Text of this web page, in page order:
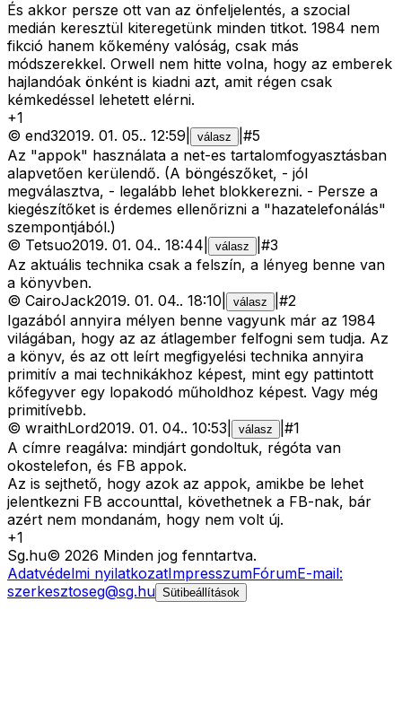
És akkor persze ott van az önfeljelentés, a szocial
medián keresztül kiteregetünk minden titkot. 1984 nem
fikció hanem kőkemény valóság, csak más
módszerekkel. Orwell nem hitte volna, hogy az emberek
hajlandóak önként is kiadni azt, amit régen csak
kémkedéssel lehetett elérni.
+1
© end32019. 01. 05.. 12:59 válasz #5
Az "appok" használata a net-es tartalomfogyasztásban
alapvetően kerülendő. (A böngészőket, - jól
megválasztva, - legalább lehet blokkerezni. - Persze a
kiegészítőket is érdemes ellenőrizni a "hazatelefonálás"
szempontjából.)
© Tetsuo2019. 01. 04.. 18:44 válasz #3
Az aktuális technika csak a felszín, a lényeg benne van
a könyvben.
© CairoJack2019. 01. 04.. 18:10 válasz #2
Igazából annyira mélyen benne vagyunk már az 1984
világában, hogy az az átlagember felfogni sem tudja. Az
a könyv, és az ott leírt megfigyelési technika annyira
primitív a mai technikákhoz képest, mint egy pattintott
kőfegyver egy lopakodó műholdhoz képest. Vagy még
primitívebb.
© wraithLord2019. 01. 04.. 10:53 válasz #1
A címre reagálva: mindjárt gondoltuk, régóta van
okostelefon, és FB appok.
Az is sejthető, hogy azok az appok, amikbe be lehet
jelentkezni FB accounttal, követhetnek a FB-nak, bár
azért nem mondanám, hogy nem volt új.
+1
Sg.hu© 2026 Minden jog fenntartva.
Adatvédelmi nyilatkozatImpresszumFórumE-mail:
szerkesztoseg@sg.hu Sütibeállítások